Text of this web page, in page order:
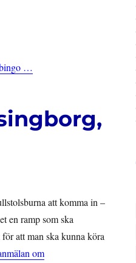
…
att komma in –
en ramp som ska
att man ska kunna köra
om